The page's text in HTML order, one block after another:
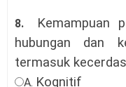
8.
Kemampuan
hubungan dan
termasuk
A. Kognitif